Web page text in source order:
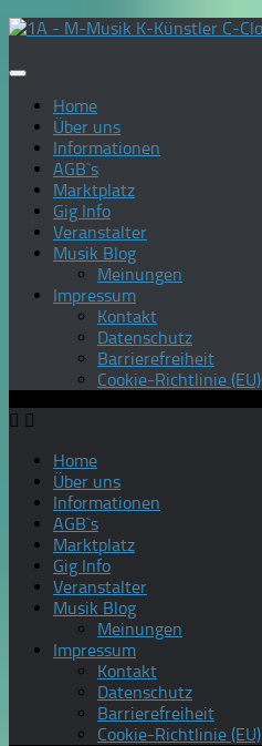
Zum
springen
Home
Über uns
Informationen
AGB`s
Marktplatz
Gig Info
Veranstalter
Musik Blog
Meinungen
Impressum
Kontakt
Datenschutz
Barrierefreiheit
Cookie-Richtlinie (EU)
Home
Über uns
Informationen
AGB`s
Marktplatz
Gig Info
Veranstalter
Musik Blog
Meinungen
Impressum
Kontakt
Datenschutz
Barrierefreiheit
Cookie-Richtlinie (EU)